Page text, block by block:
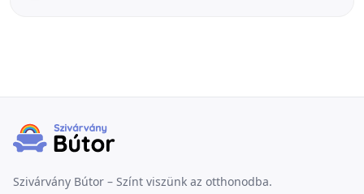
Szivárvány Bútor – Színt viszünk az otthonodba.